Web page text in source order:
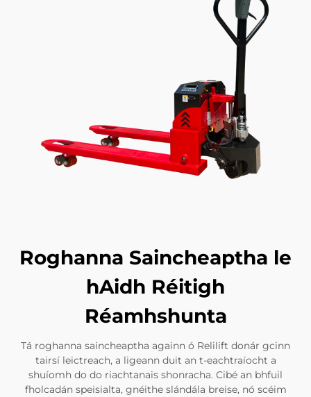
Roghanna Saincheaptha le
hAidh Réitigh
Réamhshunta
Tá roghanna saincheaptha againn ó Relilift donár gcinn
tairsí leictreach, a ligeann duit an t-eachtraíocht a
shuíomh do do riachtanais shonracha. Cibé an bhfuil
fholcadán speisialta, gnéithe slándála breise, nó scéim